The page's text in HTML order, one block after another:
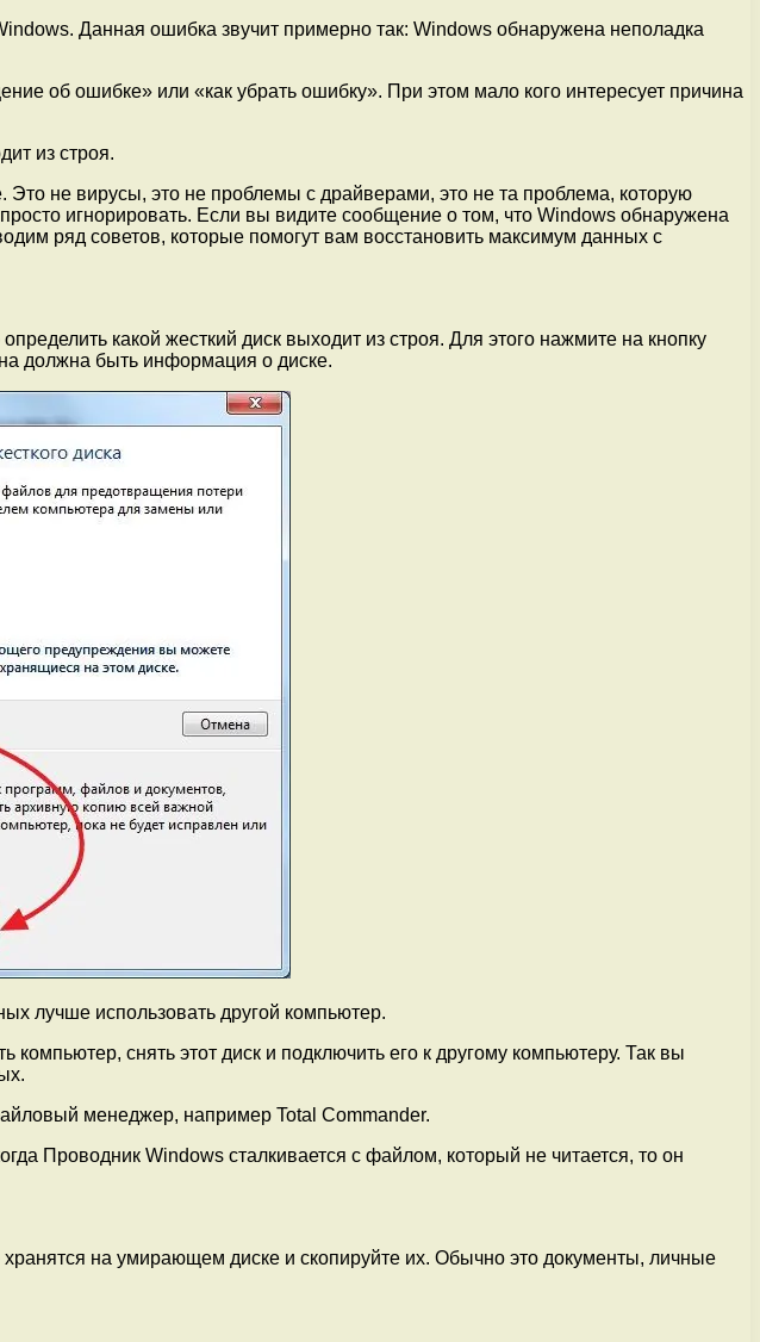
Данная ошибка звучит примерно так: Windows обнаружена неполадка
об ошибке» или «как убрать ошибку». При этом мало кого интересует причина
из строя.
не вирусы, это не проблемы с драйверами, это не та проблема, которую
игнорировать. Если вы видите сообщение о том, что Windows обнаружена
ряд советов, которые помогут вам восстановить максимум данных с
какой жесткий диск выходит из строя. Для этого нажмите на кнопку
должна быть информация о диске.
лучше использовать другой компьютер.
снять этот диск и подключить его к другому компьютеру. Так вы
менеджер, например Total Commander.
Проводник Windows сталкивается с файлом, который не читается, то он
на умирающем диске и скопируйте их. Обычно это документы, личные